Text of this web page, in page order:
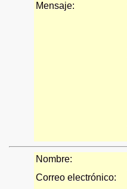
Mensaje:
Nombre:
Correo electrónico: